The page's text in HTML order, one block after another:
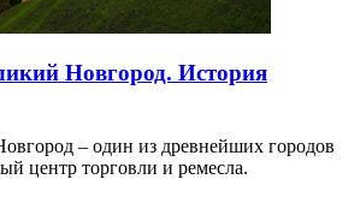
Новгород. История
– один из древнейших городов
центр торговли и ремесла.